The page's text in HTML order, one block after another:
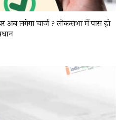
लगेगा चार्ज ? लोकसभा में पास हो